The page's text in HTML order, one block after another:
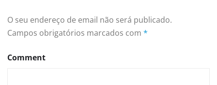
O seu endereço de email não será publicado.
Campos obrigatórios marcados com *
Comment